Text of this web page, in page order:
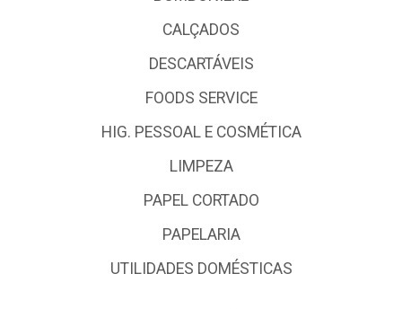
CALÇADOS
DESCARTÁVEIS
FOODS SERVICE
HIG. PESSOAL E COSMÉTICA
LIMPEZA
PAPEL CORTADO
PAPELARIA
UTILIDADES DOMÉSTICAS